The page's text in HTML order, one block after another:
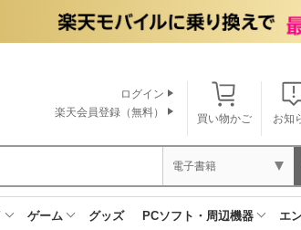
買い物かご お知
ログイン
楽天会員登録（無料）
電子書籍
ゲーム グッズ PCソフト・周辺機器 エ